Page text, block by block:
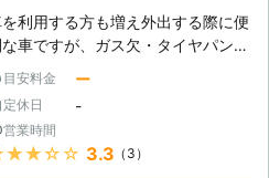
、やりなれていない作業ではケーブ
をつなぎ間違い、感電してしまうお
れがあるのです。弊社にジャンプス
ート作業をご依頼いただければ、お
様が感電することなく無事にエンジ
かけることができますよ。 ●年
休で対応可能！車のバッテリー上
そのため30分～60分もすれば、
車に乗るときにエンジンがかかる
どの、電力が充電させるというわけ
名ロードサービス会社JAF
在籍経験のあるスタッフが対応！
社には、JAFに勤めていたスタッフ
在籍しています。そんなスタッフだ
利用する方も増え外出する際に便
車ですが、ガス欠・タイヤパン
・バッテリー上がりなど、車に関す
トラブルは多いです。 その中でも
のバッテリー上がりに関する問題
、依頼数の最も多いトラブルです。
出先で突然エンジンが動かなくなっ
目安料金 ー
定休日 -
営業時間
3.3 （3）